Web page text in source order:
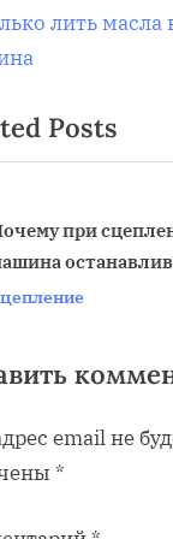
лить масла
Posts
при
email не
*